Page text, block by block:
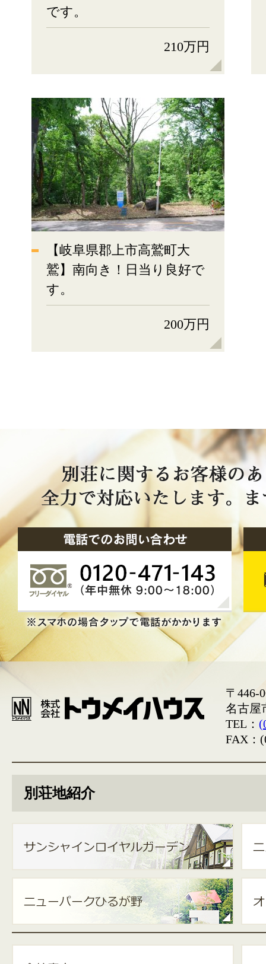
です。
210万円
【岐阜県郡上市高鷲町大
鷲】南向き！日当り良好で
す。
200万円
〒446-
名古屋
TEL：
FAX：
別荘地紹介